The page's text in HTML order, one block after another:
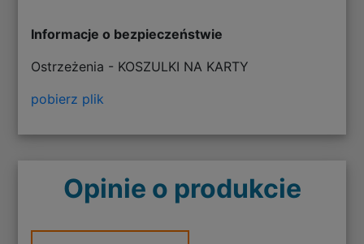
Informacje o bezpieczeństwie
Ostrzeżenia - KOSZULKI NA KARTY
pobierz plik
Opinie o produkcie